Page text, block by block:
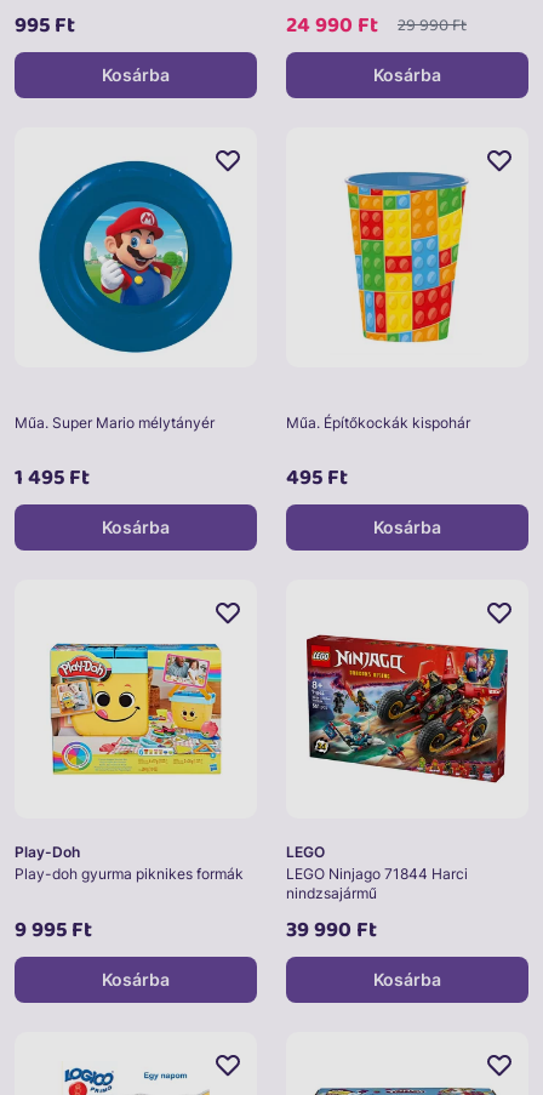
995 Ft
Kosárba
24 990 Ft 29 990 Ft
Kosárba
Műa. Super Mario mélytányér
1 495 Ft
Kosárba
Műa. Építőkockák kispohár
495 Ft
Kosárba
Play-Doh
Play-doh gyurma piknikes formák
9 995 Ft
Kosárba
LEGO
LEGO Ninjago 71844 Harci
nindzsajármű
39 990 Ft
Kosárba